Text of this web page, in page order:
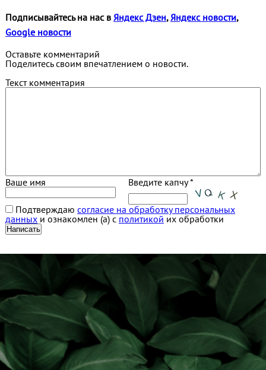
Подписывайтесь на нас в Яндекс Дзен, Яндекс новости,
Google новости
Оставьте комментарий
Поделитесь своим впечатлением о новости.
Текст комментария
Ваше имя Введите капчу *
Подтверждаю согласие на обработку персональных
данныхи ознакомлен (а) с политикой их обработки